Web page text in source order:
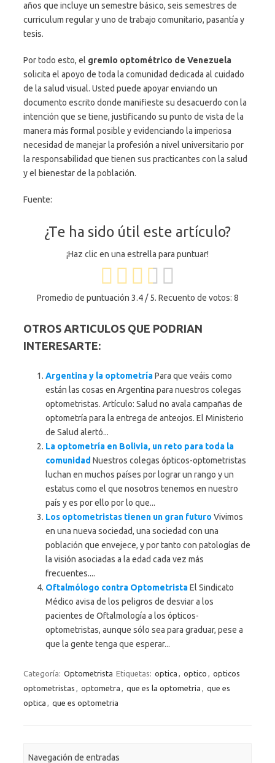
años que incluye un semestre básico, seis semestres de
curriculum regular y uno de trabajo comunitario, pasantía y
tesis.
Por todo esto, el gremio optométrico de Venezuela
solicita el apoyo de toda la comunidad dedicada al cuidado
de la salud visual. Usted puede apoyar enviando un
documento escrito donde manifieste su desacuerdo con la
intención que se tiene, justificando su punto de vista de la
manera más formal posible y evidenciando la imperiosa
necesidad de manejar la profesión a nivel universitario por
la responsabilidad que tienen sus practicantes con la salud
y el bienestar de la población.
Fuente:
¿Te ha sido útil este artículo?
¡Haz clic en una estrella para puntuar!
Promedio de puntuación 3.4/ 5. Recuento de votos: 8
OTROS ARTICULOS QUE PODRIAN
INTERESARTE:
Argentina y la optometríaPara que veáis como
están las cosas en Argentina para nuestros colegas
optometristas. Artículo: Salud no avala campañas de
optometría para la entrega de anteojos. El Ministerio
de Salud alertó...
La optometría en Bolivia, un reto para toda la
comunidad Nuestros colegas ópticos-optometristas
luchan en muchos países por lograr un rango y un
estatus como el que nosotros tenemos en nuestro
país y es por ello por lo que...
Los optometristas tienen un gran futuro Vivimos
en una nueva sociedad, una sociedad con una
población que envejece, y por tanto con patologías de
la visión asociadas a la edad cada vez más
frecuentes....
Oftalmólogo contra OptometristaEl Sindicato
Médico avisa de los peligros de desviar a los
pacientes de Oftalmología a los ópticos-
optometristas, aunque sólo sea para graduar, pese a
que la gente tenga que esperar...
Categoría: Optometrista Etiquetas: optica , optico , opticos
optometristas , optometra , que es la optometria , que es
optica , que es optometria
Navegación de entradas